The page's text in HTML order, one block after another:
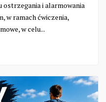
ostrzegania i alarmowania
w ramach ćwiczenia,
w celu...